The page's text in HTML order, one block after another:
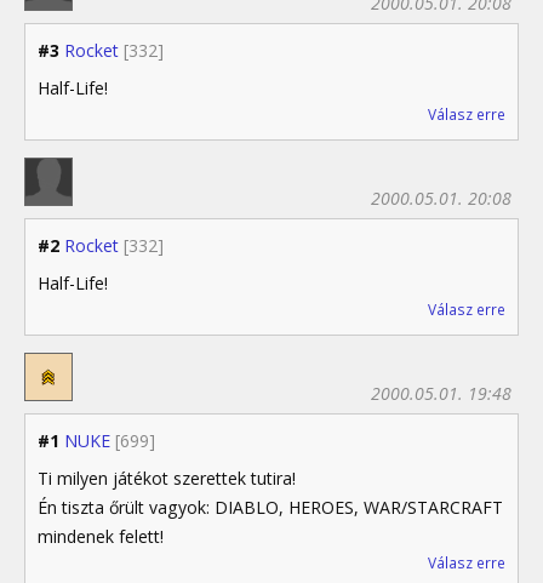
#3 Rocket [332]
Half-Life!
Válasz erre
#2 Rocket [332]
2000.05.01. 20:08
Half-Life!
Válasz erre
#1 NUKE [699]
2000.05.01. 19:48
Ti milyen játékot szerettek tutira!
Én tiszta őrült vagyok: DIABLO, HEROES, WAR/STARCRAFT
mindenek felett!
Válasz erre